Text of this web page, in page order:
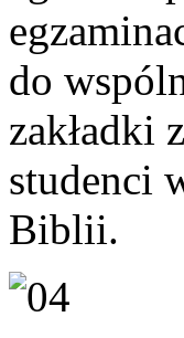
do
zakładki
studenci
Biblii.